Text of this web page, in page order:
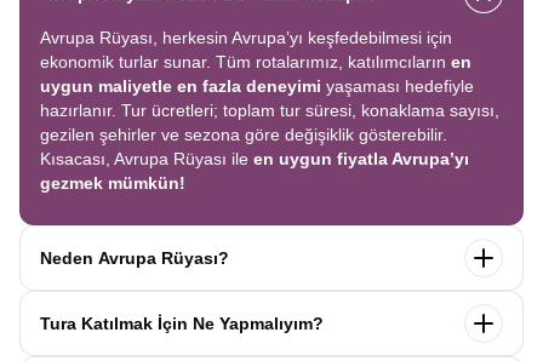
Avrupa Rüyası, herkesin Avrupa’yı keşfedebilmesi için
ekonomik turlar sunar. Tüm rotalarımız, katılımcıların en
uygun maliyetle en fazla deneyimi yaşaması hedefiyle
hazırlanır. Tur ücretleri; toplam tur süresi, konaklama sayısı,
gezilen şehirler ve sezona göre değişiklik gösterebilir.
Kısacası, Avrupa Rüyası ile en uygun fiyatla Avrupa’yı
gezmek mümkün!
Neden Avrupa Rüyası?
tek seferde birçok
ülkeyikeşfedin! Ekstra tur ücreti yok, tüm geziler fiyata
Tura Katılmak İçin Ne Yapmalıyım?